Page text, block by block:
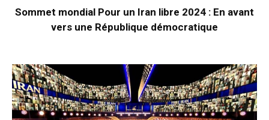
Sommet mondial Pour un Iran libre 2024 : En avant
vers une République démocratique